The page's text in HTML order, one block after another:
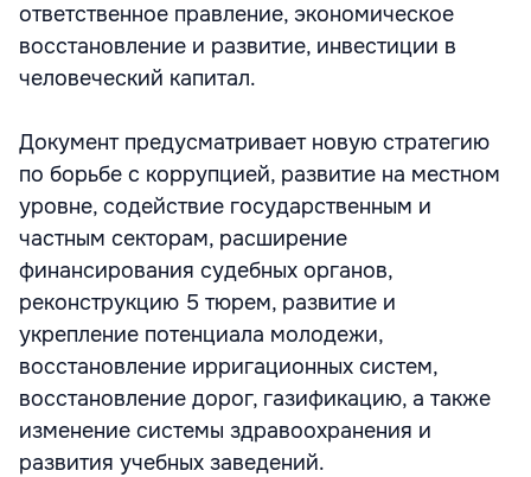
ответственное правление, экономическое
восстановление и развитие, инвестиции в
человеческий капитал.
Документ предусматривает новую стратегию
по борьбе с коррупцией, развитие на местном
уровне, содействие государственным и
частным секторам, расширение
финансирования судебных органов,
реконструкцию 5 тюрем, развитие и
укрепление потенциала молодежи,
восстановление ирригационных систем,
восстановление дорог, газификацию, а также
изменение системы здравоохранения и
развития учебных заведений.